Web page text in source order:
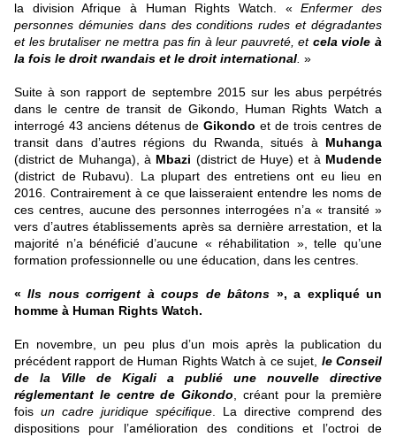
la division Afrique à Human Rights Watch. «Enfermer des
personnes démunies dans des conditions rudes et dégradantes
et les brutaliser ne mettra pas fin à leur pauvreté, et cela viole à
la fois le droit rwandais et le droit international »
Suite à son rapport de septembre 2015 sur les abus perpétrés
dans le centre de transit de Gikondo, Human Rights Watch a
interrogé 43 anciens détenus de Gikondo et de trois centres de
transit dans d’autres régions du Rwanda, situés à Muhanga
(district de Muhanga), à Mbazi (district de Huye) et à Mudende
(district de Rubavu). La plupart des entretiens ont eu lieu en
2016. Contrairement à ce que laisseraient entendre les noms de
ces centres, aucune des personnes interrogées n’a « transité »
vers d’autres établissements après sa dernière arrestation, et la
majorité n’a bénéficié d’aucune « réhabilitation », telle qu’une
formation professionnelle ou une éducation, dans les centres.
«Ils nous corrigent à coups de bâtons », a expliqué un
homme à Human Rights Watch.
En novembre, un peu plus d’un mois après la publication du
précédent rapport de Human Rights Watch à ce sujet, le Conseil
de la Ville de Kigali a publié une nouvelle directive
réglementant le centre de Gikondo , créant pour la première
fois un cadre juridique spécifique . La directive comprend des
dispositions pour l’amélioration des conditions et l’octroi de